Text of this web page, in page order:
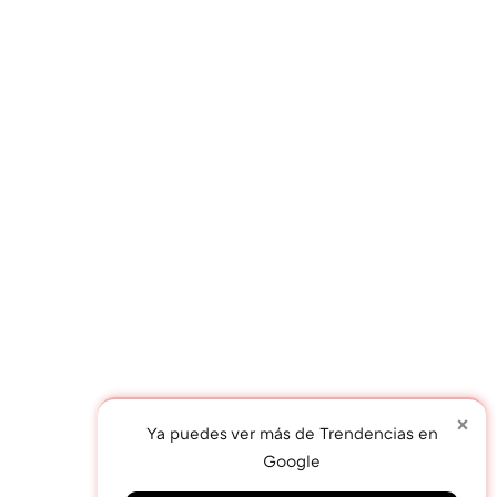
×
Ya puedes ver más de Trendencias en
Google